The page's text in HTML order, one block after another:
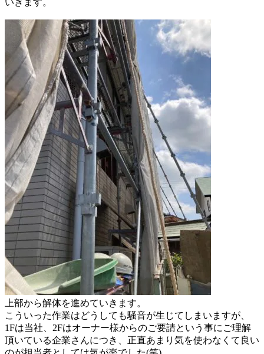
上部から解体を進めていきます。
こういった作業はどうしても騒音が生じてしまいますが、
1Fは当社、 2Fはオーナー様からのご要請という事に ご理解
頂いている企業さんにつき、 正直あまり気を使わなくて良い